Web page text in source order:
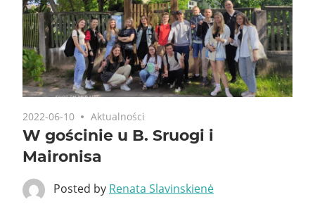
2022-06-10 Aktualności
W gościnie u B. Sruogi i
Maironisa
Posted by Renata Slavinskienė